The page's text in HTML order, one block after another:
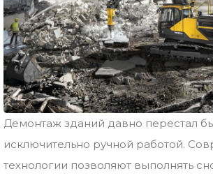
Демонтаж зданий давно перестал
исключительно ручной работой.
технологии позволяют выполнять